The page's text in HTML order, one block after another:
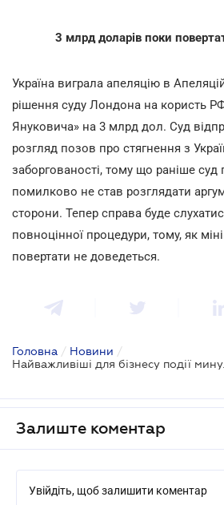
3 млрд доларів поки
Україна виграла апеляцію в
рішення суду Лондона на користь
Януковича» на 3 млрд дол. Суд
розгляд позов про стягнення з
заборгованості, тому що раніше суд
помилково не став розглядати
сторони. Тепер справа буде
повноцінної процедури, тому, як
повертати не доведеться.
Головна / Новини /
Залиште коментар
Увійдіть, щоб залишити коментар